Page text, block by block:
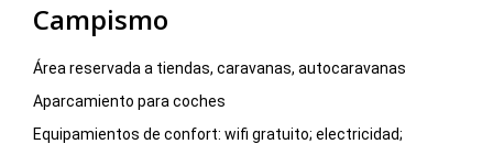
Campismo
Área reservada a tiendas, caravanas, autocaravanas
Aparcamiento para coches
Equipamientos de confort: wifi gratuito; electricidad;